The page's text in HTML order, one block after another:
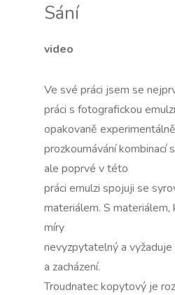
Sání
video
Ve své práci jsem se
práci s fotografickou
opakovaně
prozkoumávání kombinací
ale poprvé v této
práci emulzi spojuji se
materiálem. S
míry
nevyzpytatelný a
a zacházení.
Troudnatec kopytový je